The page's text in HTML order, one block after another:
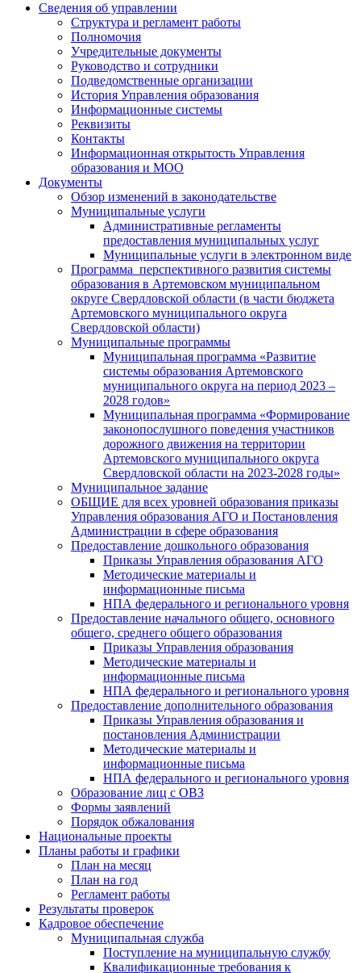
Сведения об управлении
Структура и регламент работы
Полномочия
Учредительные документы
Руководство и сотрудники
Подведомственные организации
История Управления образования
Информационные системы
Реквизиты
Контакты
Информационная открытость Управления
образования и МОО
Документы
Обзор изменений в законодательстве
Муниципальные услуги
Административные регламенты
предоставления муниципальных услуг
Муниципальные услуги в электронном виде
Программа перспективного развития системы
образования в Артемовском муниципальном
округе Свердловской области (в части бюджета
Артемовского муниципального округа
Свердловской области)
Муниципальные программы
Муниципальная программа «Развитие
системы образования Артемовского
муниципального округа на период 2023 –
2028 годов»
Муниципальная программа «Формирование
законопослушного поведения участников
дорожного движения на территории
Артемовского муниципального округа
Свердловской области на 2023-2028 годы»
Муниципальное задание
ОБЩИЕ для всех уровней образования приказы
Управления образования АГО и Постановления
Администрации в сфере образования
Предоставление дошкольного образования
Приказы Управления образования АГО
Методические материалы и
информационные письма
НПА федерального и регионального уровня
Предоставление начального общего, основного
общего, среднего общего образования
Приказы Управления образования
Методические материалы и
информационные письма
НПА федерального и регионального уровня
Предоставление дополнительного образования
Приказы Управления образования и
постановления Администрации
Методические материалы и
информационные письма
НПА федерального и регионального уровня
Образование лиц с ОВЗ
Формы заявлений
Порядок обжалования
Национальные проекты
Планы работы и графики
План на месяц
План на год
Регламент работы
Результаты проверок
Кадровое обеспечение
Муниципальная служба
Поступление на муниципальную службу
Квалификационные требования к